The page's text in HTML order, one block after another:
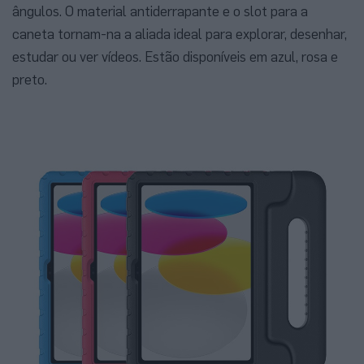
ângulos. O material antiderrapante e o slot para a
caneta tornam-na a aliada ideal para explorar, desenhar,
estudar ou ver vídeos. Estão disponíveis em azul, rosa e
preto.